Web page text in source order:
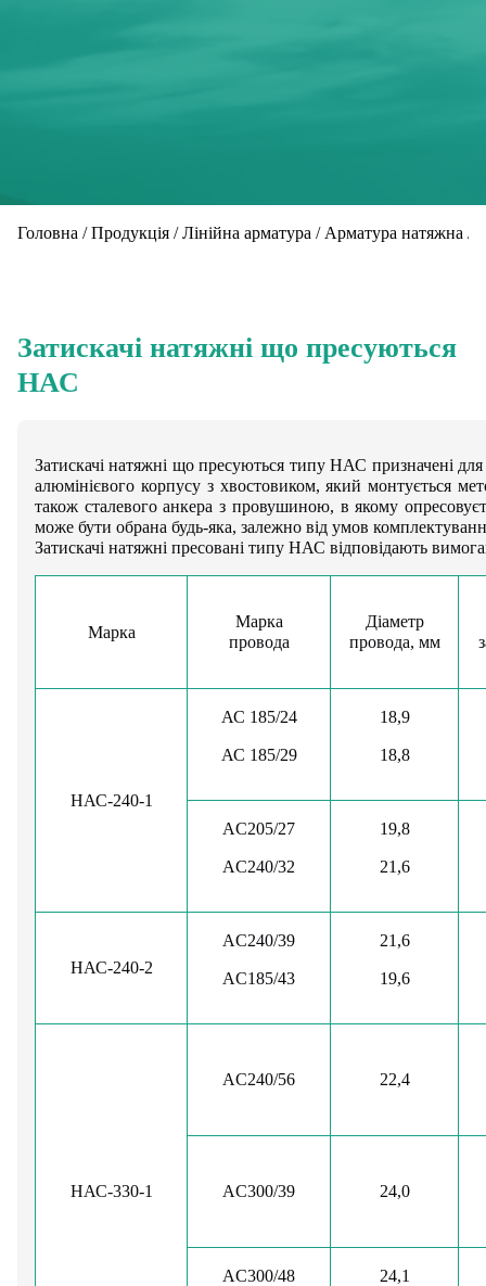
Головна /Продукція /Лінійна арматура / Арматура натяжна /
Затискачі натяжні що пресуються
НАС
Затискачі натяжні що пресуються типу НАС призначені
алюмінієвого корпусу з хвостовиком, який монтується
також сталевого анкера з провушиною, в якому
може бути обрана будь-яка, залежно від умов
Затискачі натяжні пресовані типу НАС відповідають
Марка
Марка
провода
Діаметр
провода, мм
НАС-240-1
АС 185/24
АС 185/29
18,9
18,8
AC205/27
AC240/32
19,8
21,6
НАС-240-2
AC240/39
AС185/43
21,6
19,6
НАС-330-1
AC240/56 22,4
AC300/39 24,0
AC300/48 24,1